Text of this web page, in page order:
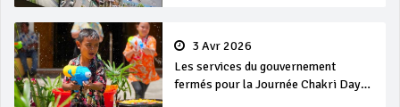
3 Avr 2026
Les services du gouvernement
fermés pour la Journée Chakri Day